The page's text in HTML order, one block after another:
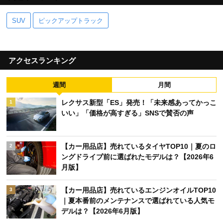
SUV ピックアップトラック
アクセスランキング
週間 月間
1
レクサス新型「ES」発売！「未来感あってかっこ
いい」「価格が高すぎる」SNSで賛否の声
2
【カー用品店】売れているタイヤTOP10｜夏のロ
ングドライブ前に選ばれたモデルは？【2026年6
月版】
3
【カー用品店】売れているエンジンオイルTOP10
｜夏本番前のメンテナンスで選ばれている人気モ
デルは？【2026年6月版】